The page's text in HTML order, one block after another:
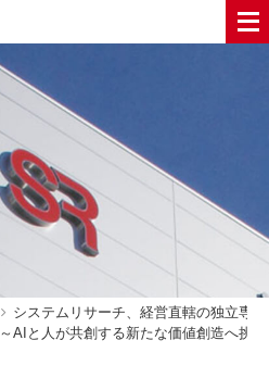
システムリサーチ、経営直轄の独立専
～AIと人が共創する新たな価値創造へ挑